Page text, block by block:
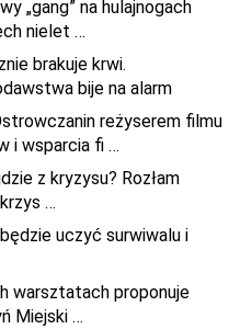
„gang” na hulajnogach
nielet …
brakuje krwi.
bije na alarm
reżyserem filmu
i wsparcia fi …
z kryzysu? Rozłam
…
będzie uczyć surwiwalu i
warsztatach proponuje
Miejski …